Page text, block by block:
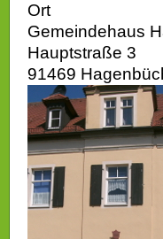
Ort
Gemeindehaus
Hauptstraße 3
91469